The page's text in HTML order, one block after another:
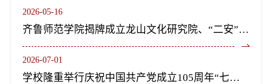
2026-05-16
齐鲁师范学院揭牌成立龙山文化研究院、“二安”文化研究院
2026-07-01
学校隆重举行庆祝中国共产党成立105周年“七一”表彰大会暨《长歌尽美》艺术党课